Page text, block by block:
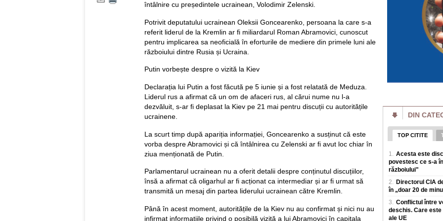
întâlnire cu președintele ucrainean, Volodimir Zelenski.
Potrivit deputatului ucrainean Oleksii Goncearenko, persoana la care s-a
referit liderul de la Kremlin ar fi miliardarul Roman Abramovici, cunoscut
pentru implicarea sa neoficială în eforturile de mediere din primele luni ale
războiului dintre Rusia și Ucraina.
Putin vorbește despre o vizită la Kiev
Declarația lui Putin a fost făcută pe 5 iunie și a fost relatată de Meduza.
Liderul rus a afirmat că un om de afaceri rus, al cărui nume nu l-a
dezvăluit, s-ar fi deplasat la Kiev pe 21 mai pentru discuții cu autoritățile
ucrainene.
La scurt timp după apariția informației, Goncearenko a susținut că este
vorba despre Abramovici și că întâlnirea cu Zelenski ar fi avut loc chiar în
ziua menționată de Putin.
Parlamentarul ucrainean nu a oferit detalii despre conținutul discuțiilor,
însă a afirmat că oligarhul ar fi acționat ca intermediar și ar fi urmat să
transmită un mesaj din partea liderului ucrainean către Kremlin.
Până în acest moment, autoritățile de la Kiev nu au confirmat și nici nu au
infirmat informațiile privind o posibilă vizită a lui Abramovici în capitala
Locurile interzise
„Grănicerii au
Dunarea a
pe țarm, in zona
devreme, aceste
Cum
bruia Starlink.
Rusia a prezentat
Prețul energiei
estimat la 5.9%
Prima saptamana
iulie unitatea 1 a
Amenzi pentru
drumului. Unde
producerii unor
Polițiștii rutieri au
fructe sau celor
de sezon, dupa ce
DIN
TOP CITITE
1. Acesta este
povestesc ce s-a
războiului"
2. Directorul CIA
în „doar 20 de
3. Conflictul între
deschis. Care
ale UE